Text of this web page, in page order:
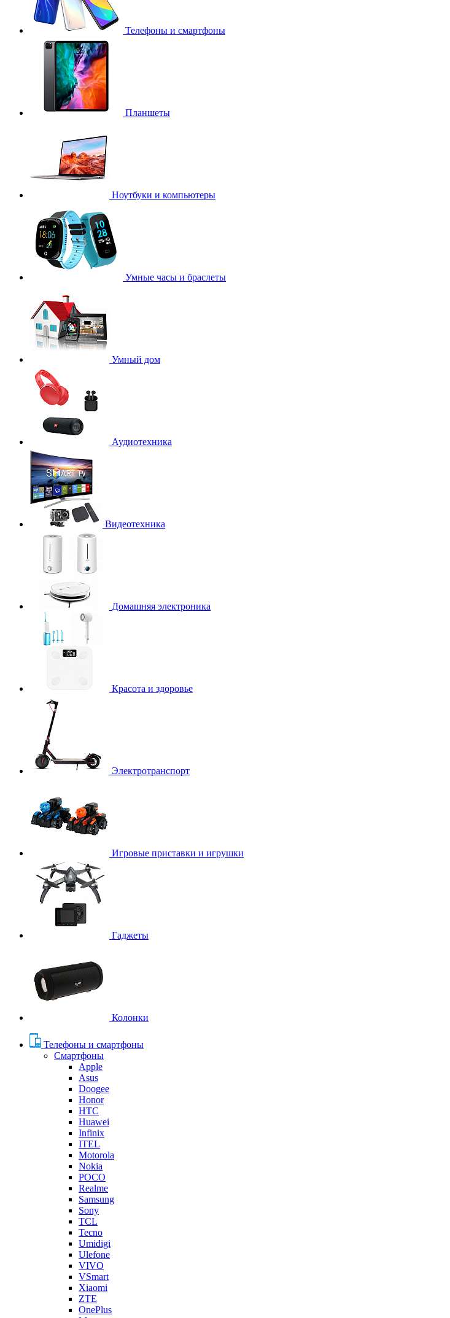
Телефоны и смартфоны
Планшеты
Ноутбуки и компьютеры
Умные часы и браслеты
Умный дом
Аудиотехника
Видеотехника
Домашняя электроника
Красота и здоровье
Электротранспорт
Игровые приставки и игрушки
Гаджеты
Колонки
Телефоны и смартфоны
Смартфоны
Apple
Asus
Doogee
Honor
HTC
Huawei
Infinix
ITEL
Motorola
Nokia
POCO
Realme
Samsung
Sony
TCL
Tecno
Umidigi
Ulefone
VIVO
VSmart
Xiaomi
ZTE
OnePlus